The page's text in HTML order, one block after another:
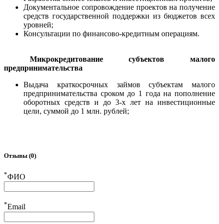
Документальное сопровождение проектов на получение
средств государственной поддержки из бюджетов всех
уровней;
Консультации по финансово-кредитным операциям.
Микрокредитование субъектов малого
предпринимательства
Выдача краткосрочных займов субъектам малого
предпринимательства сроком до 1 года на пополнение
оборотных средств и до 3-х лет на инвестиционные
цели, суммой до 1 млн. рублей;
Отзывы (0)
*ФИО
*Email